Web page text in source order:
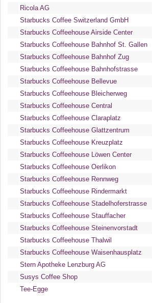
Ricola AG
Starbucks Coffee Switzerland GmbH
Starbucks Coffeehouse Airside Center
Starbucks Coffeehouse Bahnhof St. Gallen
Starbucks Coffeehouse Bahnhof Zug
Starbucks Coffeehouse Bahnhofstrasse
Starbucks Coffeehouse Bellevue
Starbucks Coffeehouse Bleicherweg
Starbucks Coffeehouse Central
Starbucks Coffeehouse Claraplatz
Starbucks Coffeehouse Glattzentrum
Starbucks Coffeehouse Kreuzplatz
Starbucks Coffeehouse Löwen Center
Starbucks Coffeehouse Oerlikon
Starbucks Coffeehouse Rennweg
Starbucks Coffeehouse Rindermarkt
Starbucks Coffeehouse Stadelhoferstrasse
Starbucks Coffeehouse Stauffacher
Starbucks Coffeehouse Steinenvorstadt
Starbucks Coffeehouse Thalwil
Starbucks Coffeehouse Waisenhausplatz
Stern Apotheke Lenzburg AG
Susys Coffee Shop
Tee-Egge